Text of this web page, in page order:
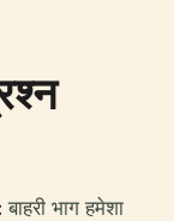
बाहरी भाग हमेशा